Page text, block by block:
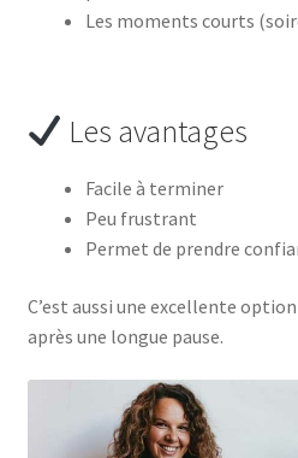
Les moments courts
Les avantages
Facile à terminer
Peu frustrant
Permet de prendre
C’est aussi une excellente
après une longue pause.